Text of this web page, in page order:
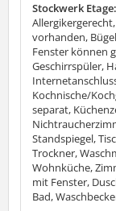
Stockwerk Etage:
vorhanden,
Fenster können
Geschirrspüler,
Kochnische/
separat,
Standspiegel,
Trockner,
Wohnküche,
mit Fenster,
Bad,